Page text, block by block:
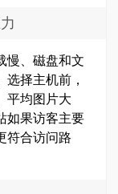
慢、磁盘和文
择主机前，
平均图片大
如果访客主要
符合访问路